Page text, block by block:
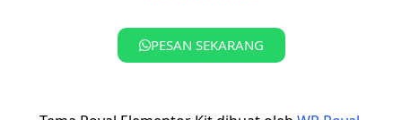
PESAN SEKARANG